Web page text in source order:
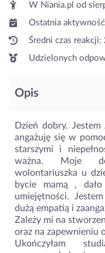
W Niania.pl od
Ostatnia
Średni czas reakcji:
Udzielonych
Opis
Dzień dobry.
angażuję się w
starszymi i
ważna. Moje
wolontariuszka u
bycie mamą ,
umiejętności.
dużą empatią i
Zależy mi na
oraz na zapewnieniu
Ukończyłam